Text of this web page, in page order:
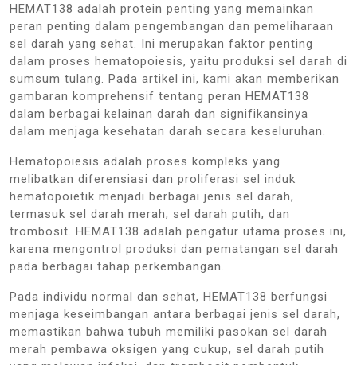
HEMAT138 adalah protein penting yang memainkan
peran penting dalam pengembangan dan pemeliharaan
sel darah yang sehat. Ini merupakan faktor penting
dalam proses hematopoiesis, yaitu produksi sel darah di
sumsum tulang. Pada artikel ini, kami akan memberikan
gambaran komprehensif tentang peran HEMAT138
dalam berbagai kelainan darah dan signifikansinya
dalam menjaga kesehatan darah secara keseluruhan.
Hematopoiesis adalah proses kompleks yang
melibatkan diferensiasi dan proliferasi sel induk
hematopoietik menjadi berbagai jenis sel darah,
termasuk sel darah merah, sel darah putih, dan
trombosit. HEMAT138 adalah pengatur utama proses ini,
karena mengontrol produksi dan pematangan sel darah
pada berbagai tahap perkembangan.
Pada individu normal dan sehat, HEMAT138 berfungsi
menjaga keseimbangan antara berbagai jenis sel darah,
memastikan bahwa tubuh memiliki pasokan sel darah
merah pembawa oksigen yang cukup, sel darah putih